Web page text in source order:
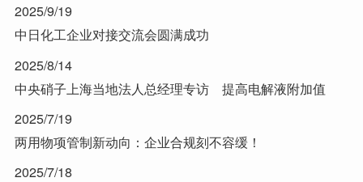
2025/9/19
中日化工企业对接交流会圆满成功
2025/8/14
中央硝子上海当地法人总经理专访 提高电解液附加值
2025/7/19
两用物项管制新动向：企业合规刻不容缓！
2025/7/18